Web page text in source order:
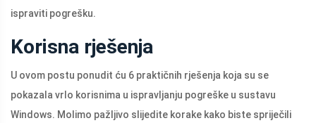
ispraviti pogrešku.
Korisna rješenja
U ovom postu ponudit ću 6 praktičnih rješenja koja su se
pokazala vrlo korisnima u ispravljanju pogreške u sustavu
Windows. Molimo pažljivo slijedite korake kako biste spriječili